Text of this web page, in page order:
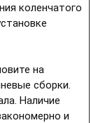
коленчатого
на
сборки.
Наличие
и